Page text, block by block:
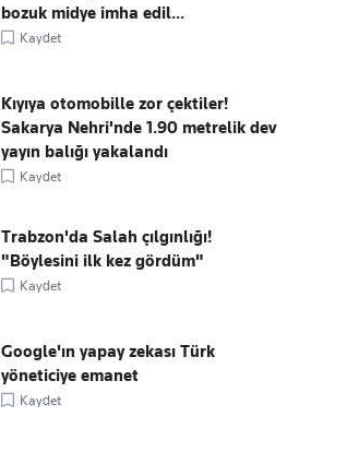
bozuk midye imha edil...
Kaydet
Kıyıya otomobille zor çektiler!
Sakarya Nehri'nde 1.90 metrelik dev
yayın balığı yakalandı
Kaydet
Trabzon'da Salah çılgınlığı!
"Böylesini ilk kez gördüm"
Kaydet
Google'ın yapay zekası Türk
yöneticiye emanet
Kaydet